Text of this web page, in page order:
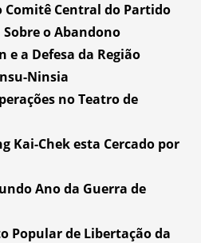
Comitê Central do Partido
o Abandono
e a Defesa da Região
Ninsia
no Teatro de
Kai-Chek esta Cercado por
Ano da Guerra de
Popular de Libertação da